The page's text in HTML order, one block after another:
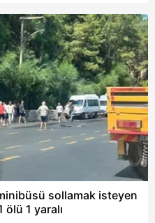
Kanunu uyarınca
okumak ve sitemizde
çerezlerle ilgili bilgi
sollamak isteyen
1 yaralı